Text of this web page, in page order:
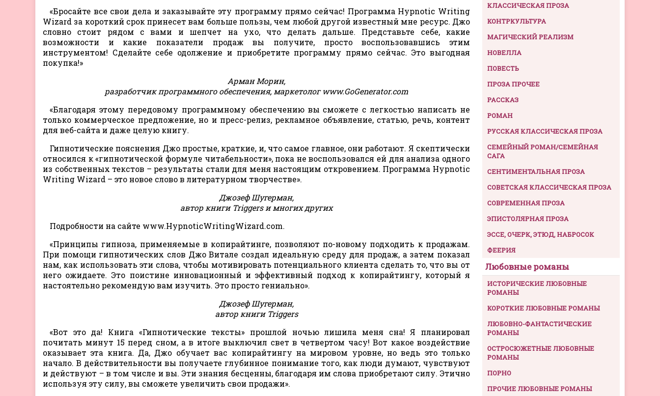
«Бросайте все свои дела и заказывайте эту программу прямо сейчас! Программа Hypnotic Writing
Wizard за короткий срок принесет вам больше пользы, чем любой другой известный мне ресурс. Джо
словно стоит рядом с вами и шепчет на ухо, что делать дальше. Представьте себе, какие
возможности и какие показатели продаж вы получите, просто воспользовавшись этим
инструментом! Сделайте себе одолжение и приобретите программу прямо сейчас. Это выгодная
покупка!»
Арман Морин,
разработчик программного обеспечения, маркетолог www.GoGenerator.com
«Благодаря этому передовому программному обеспечению вы сможете с легкостью написать не
только коммерческое предложение, но и пресс-релиз, рекламное объявление, статью, речь, контент
для веб-сайта и даже целую книгу.
Гипнотические пояснения Джо простые, краткие, и, что самое главное, они работают. Я скептически
относился к «гипнотической формуле читабельности», пока не воспользовался ей для анализа одного
из собственных текстов – результаты стали для меня настоящим откровением. Программа Hypnotic
Writing Wizard – это новое слово в литературном творчестве».
Джозеф Шугерман,
автор книги Triggers и многих других
Подробности на сайте www.HypnoticWritingWizard.com.
«Принципы гипноза, применяемые в копирайтинге, позволяют по-новому подходить к продажам.
При помощи гипнотических слов Джо Витале создал идеальную среду для продаж, а затем показал
нам, как использовать эти слова, чтобы мотивировать потенциального клиента сделать то, что вы от
него ожидаете. Это поистине инновационный и эффективный подход к копирайтингу, который я
настоятельно рекомендую вам изучить. Это просто гениально».
Джозеф Шугерман,
автор книги Triggers
«Вот это да! Книга «Гипнотические тексты» прошлой ночью лишила меня сна! Я планировал
почитать минут 15 перед сном, а в итоге выключил свет в четвертом часу! Вот какое воздействие
оказывает эта книга. Да, Джо обучает вас копирайтингу на мировом уровне, но ведь это только
начало. В действительности вы получаете глубинное понимание того, как люди думают, чувствуют
и действуют – в том числе и вы. Эти знания бесценны, благодаря им слова приобретают силу. Этично
используя эту силу, вы сможете увеличить свои продажи».
КЛАССИЧЕСКАЯ ПРОЗА
КОНТРКУЛЬТУРА
МАГИЧЕСКИЙ РЕАЛИЗМ
НОВЕЛЛА
ПОВЕСТЬ
ПРОЗА ПРОЧЕЕ
РАССКАЗ
РОМАН
РУССКАЯ КЛАССИЧЕСКАЯ ПРОЗА
СЕМЕЙНЫЙ РОМАН/СЕМЕЙНАЯ
САГА
СЕНТИМЕНТАЛЬНАЯ ПРОЗА
СОВЕТСКАЯ КЛАССИЧЕСКАЯ ПРОЗА
СОВРЕМЕННАЯ ПРОЗА
ЭПИСТОЛЯРНАЯ ПРОЗА
ЭССЕ, ОЧЕРК, ЭТЮД, НАБРОСОК
ФЕЕРИЯ
Любовные романы
ИСТОРИЧЕСКИЕ ЛЮБОВНЫЕ
РОМАНЫ
КОРОТКИЕ ЛЮБОВНЫЕ РОМАНЫ
ЛЮБОВНО-ФАНТАСТИЧЕСКИЕ
РОМАНЫ
ОСТРОСЮЖЕТНЫЕ ЛЮБОВНЫЕ
РОМАНЫ
ПОРНО
ПРОЧИЕ ЛЮБОВНЫЕ РОМАНЫ